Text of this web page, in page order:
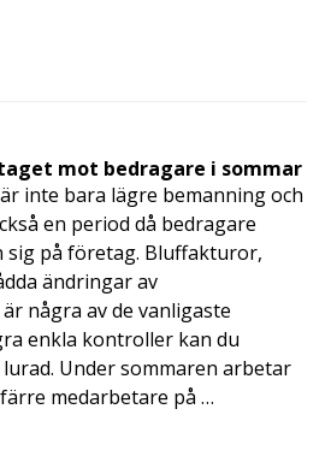
mot bedragare i sommar
inte bara lägre bemanning och
en period då bedragare
sig på företag. Bluffakturor,
ändringar av
några av de vanligaste
enkla kontroller kan du
Under sommaren arbetar
medarbetare på …